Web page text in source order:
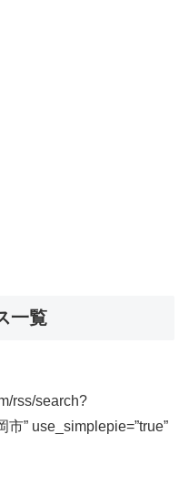
一覧
rss/search?
” use_simplepie=”true”